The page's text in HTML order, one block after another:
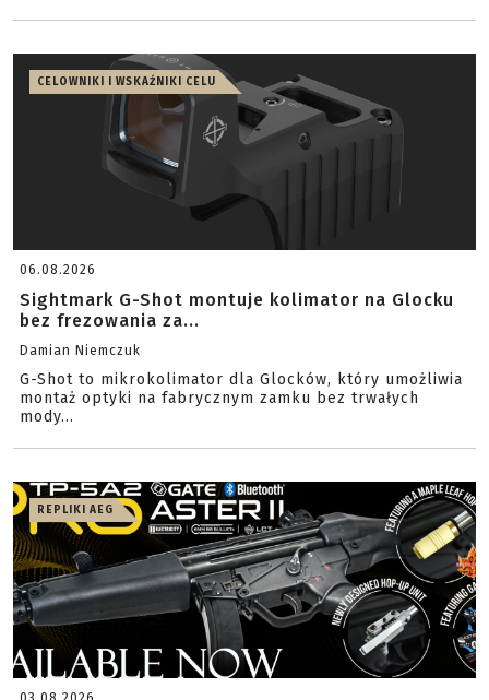
CELOWNIKI I WSKAŹNIKI CELU
06.08.2026
Sightmark G-Shot montuje kolimator na Glocku
bez frezowania za...
Damian Niemczuk
G-Shot to mikrokolimator dla Glocków, który umożliwia
montaż optyki na fabrycznym zamku bez trwałych
mody...
REPLIKI AEG